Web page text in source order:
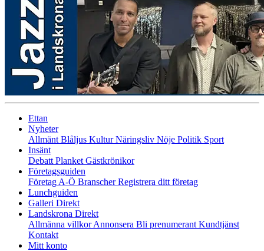
Ettan
Nyheter
Allmänt Blåljus KulturNäringsliv Nöje Politik Sport
Insänt
Debatt Planket Gästkrönikor
Företagsguiden
Företag A-Ö BranscherRegistrera ditt företag
Lunchguiden
Galleri Direkt
Landskrona Direkt
Allmänna villkorAnnonsera Bli prenumerant Kundtjänst
Kontakt
Mitt konto